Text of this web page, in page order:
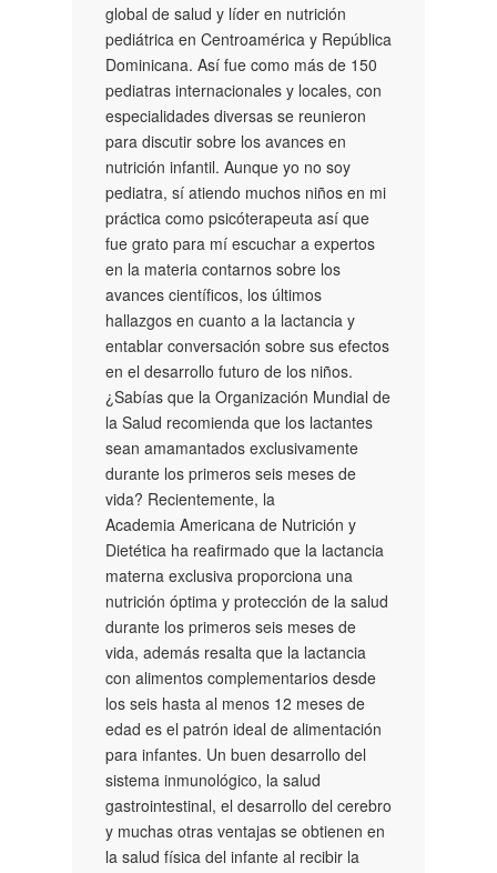
global de salud y líder en nutrición
pediátrica en Centroamérica y República
Dominicana. Así fue como más de 150
pediatras internacionales y locales, con
especialidades diversas se reunieron
para discutir sobre los avances en
nutrición infantil. Aunque yo no soy
pediatra, sí atiendo muchos niños en mi
práctica como psicóterapeuta así que
fue grato para mí escuchar a expertos
en la materia contarnos sobre los
avances científicos, los últimos
hallazgos en cuanto a la lactancia y
entablar conversación sobre sus efectos
en el desarrollo futuro de los niños.
¿Sabías que la Organización Mundial de
la Salud recomienda que los lactantes
sean amamantados exclusivamente
durante los primeros seis meses de
vida? Recientemente, la
Academia Americana de Nutrición y
Dietética ha reafirmado que la lactancia
materna exclusiva proporciona una
nutrición óptima y protección de la salud
durante los primeros seis meses de
vida, además resalta que la lactancia
con alimentos complementarios desde
los seis hasta al menos 12 meses de
edad es el patrón ideal de alimentación
para infantes. Un buen desarrollo del
sistema inmunológico, la salud
gastrointestinal, el desarrollo del cerebro
y muchas otras ventajas se obtienen en
la salud física del infante al recibir la